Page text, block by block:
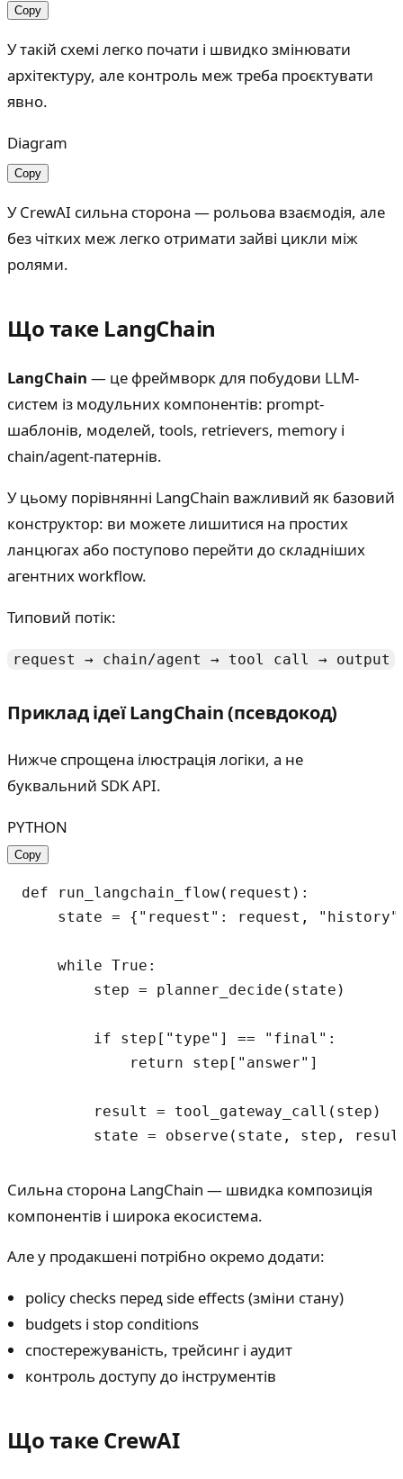
Copy
У такій схемі легко почати і швидко змінювати
архітектуру, але контроль меж треба проєктувати
явно.
Diagram
Copy
У CrewAI сильна сторона — рольова взаємодія, але
без чітких меж легко отримати зайві цикли між
ролями.
Що таке LangChain
LangChain — це фреймворк для побудови LLM-
систем із модульних компонентів: prompt-
шаблонів, моделей, tools, retrievers, memory і
chain/agent-патернів.
У цьому порівнянні LangChain важливий як базовий
конструктор: ви можете лишитися на простих
ланцюгах або поступово перейти до складніших
агентних workflow.
Типовий потік:
request → chain/agent → tool call → output
Приклад ідеї LangChain (псевдокод)
Нижче спрощена ілюстрація логіки, а не
буквальний SDK API.
PYTHON
Copy
def run_langchain_flow(request):
state = {"request": request,
    while True:
        step = planner_decide(state)
        if step["type"] == "final":
            return step["answer"]
        result = tool_gateway_call(step)
Сильна сторона LangChain — швидка композиція
компонентів і широка екосистема.
Але у продакшені потрібно окремо додати:
policy checks перед side effects (зміни стану)
budgets і stop conditions
спостережуваність, трейсинг і аудит
контроль доступу до інструментів
Що таке CrewAI